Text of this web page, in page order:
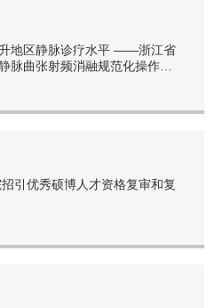
地区静脉诊疗水平 ——浙江省
脉曲张射频消融规范化操作学
引优秀硕博人才资格复审和复